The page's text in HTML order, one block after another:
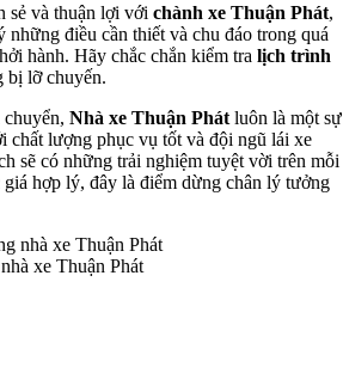
sẻ và thuận lợi với chành xe Thuận Phát,
điều cần thiết và chu đáo trong quá
hành. Hãy chắc chắn kiểm tra lịch trình
bị lỡ chuyến.
Nhà xe Thuận Phát luôn là một sự
chất lượng phục vụ tốt và đội ngũ lái xe
sẽ có những trải nghiệm tuyệt vời trên mỗi
hợp lý, đây là điểm dừng chân lý tưởng
xe Thuận Phát